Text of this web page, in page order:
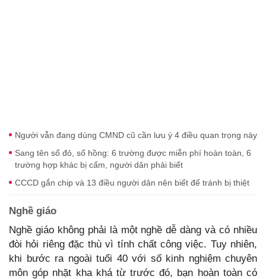
Người vẫn đang dùng CMND cũ cần lưu ý 4 điều quan trọng này
Sang tên sổ đỏ, sổ hồng: 6 trường được miễn phí hoàn toàn, 6
trường hợp khác bị cấm, người dân phải biết
CCCD gắn chip và 13 điều người dân nên biết để tránh bị thiệt
Nghề giáo
Nghề giáo không phải là một nghề dễ dàng và có nhiều
đòi hỏi riêng đặc thù vì tính chất công việc. Tuy nhiên,
khi bước ra ngoài tuổi 40 với số kinh nghiệm chuyên
môn góp nhặt kha khá từ trước đó, bạn hoàn toàn có